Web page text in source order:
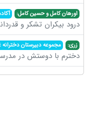
اورهان کامل و حسین کامل:
درود بیکران تشکر و
زری: مجموعه دبیرستان دخترانه
دخترم با دوستش در